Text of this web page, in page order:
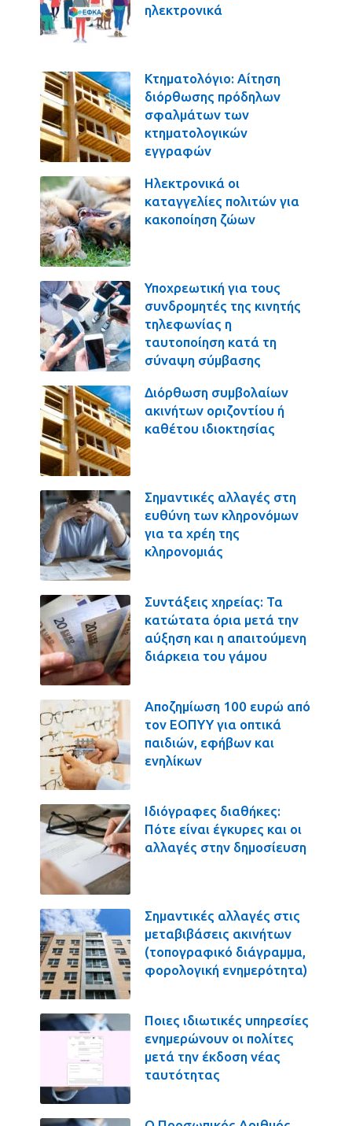
ηλεκτρονικά
Κτηματολόγιο: Αίτηση
διόρθωσης πρόδηλων
σφαλμάτων των
κτηματολογικών
εγγραφών
Ηλεκτρονικά οι
καταγγελίες πολιτών για
κακοποίηση ζώων
Υποχρεωτική για τους
συνδρομητές της κινητής
τηλεφωνίας η
ταυτοποίηση κατά τη
σύναψη σύμβασης
Διόρθωση συμβολαίων
ακινήτων οριζοντίου ή
καθέτου ιδιοκτησίας
Σημαντικές αλλαγές στη
ευθύνη των κληρονόμων
για τα χρέη της
κληρονομιάς
Συντάξεις χηρείας: Τα
κατώτατα όρια μετά την
αύξηση και η απαιτούμενη
διάρκεια του γάμου
Αποζημίωση 100 ευρώ από
τον ΕΟΠΥΥ για οπτικά
παιδιών, εφήβων και
ενηλίκων
Ιδιόγραφες διαθήκες:
Πότε είναι έγκυρες και οι
αλλαγές στην δημοσίευση
Σημαντικές αλλαγές στις
μεταβιβάσεις ακινήτων
(τοπογραφικό διάγραμμα,
φορολογική ενημερότητα)
Ποιες ιδιωτικές υπηρεσίες
ενημερώνουν οι πολίτες
μετά την έκδοση νέας
ταυτότητας